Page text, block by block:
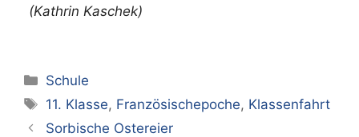
(Kathrin Kaschek)
Kategorien
Schule
Schlagwörter
11. Klasse, Französischepoche, Klassenfahrt
Sorbische Ostereier